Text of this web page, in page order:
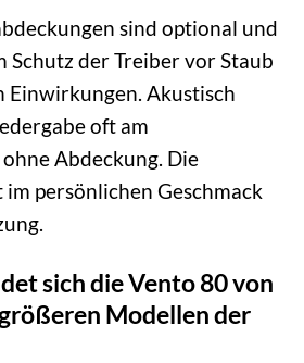
sind optional und
Schutz der Treiber vor Staub
Einwirkungen. Akustisch
oft am
Abdeckung. Die
persönlichen Geschmack
sich die Vento 80 von
Modellen der